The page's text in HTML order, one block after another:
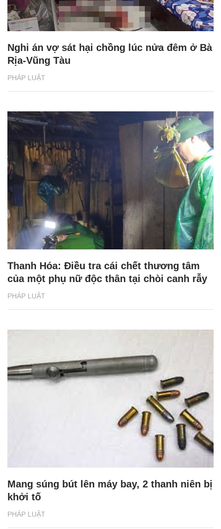
PHÁP LUẬT
Nghi án vợ sát hại chồng lúc nửa đêm ở Bà
Rịa-Vũng Tàu
PHÁP LUẬT
Thanh Hóa: Điều tra cái chết thương tâm
của một phụ nữ độc thân tại chòi canh rẫy
PHÁP LUẬT
Mang súng bút lên máy bay, 2 thanh niên bị
khởi tố